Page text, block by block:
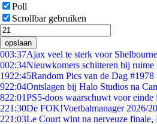
Poll
Scrollbar gebruiken
opslaan
003:37Ajax veel te sterk voor
002:34Nieuwkomers schitteren bij ruime
1922:45Random Pics van de Dag #1978
922:04Ontslagen bij Halo Studios na
822:01PS5-doos waarschuwt voor einde
221:30De FOK!Voetbalmanager 2026/
221:03Le Court wint na nerveuze finale,